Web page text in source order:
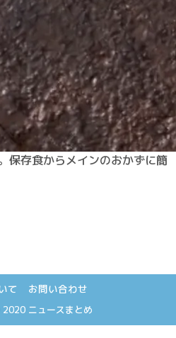
保存食からメインのおかずに簡
て お問い合わせ
ニュースまとめ